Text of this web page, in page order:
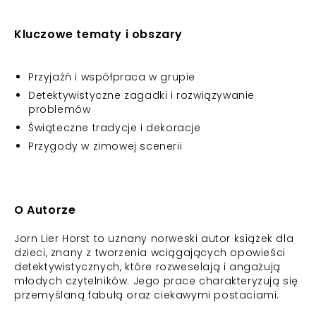
Kluczowe tematy i obszary
Przyjaźń i współpraca w grupie
Detektywistyczne zagadki i rozwiązywanie
problemów
Świąteczne tradycje i dekoracje
Przygody w zimowej scenerii
O Autorze
Jorn Lier Horst to uznany norweski autor książek dla
dzieci, znany z tworzenia wciągających opowieści
detektywistycznych, które rozweselają i angażują
młodych czytelników. Jego prace charakteryzują się
przemyślaną fabułą oraz ciekawymi postaciami.